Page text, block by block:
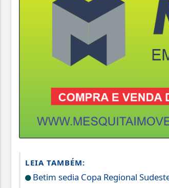
LEIA TAMBÉM:
Betim sedia Copa Regional